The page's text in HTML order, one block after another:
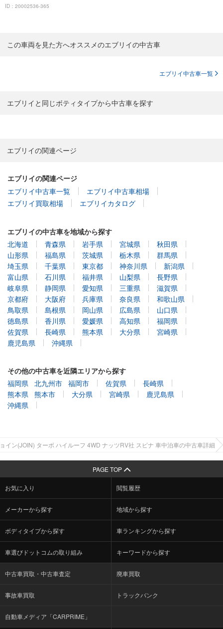
ID：20002536-365
この車両を見た方へオススメのエブリイの中古車
エブリイ中古車一覧
エブリイと同じボティタイプから中古車を探す
エブリイの関連ページ
エブリイの関連ページ
エブリイ中古車一覧
エブリイ中古車相場
エブリイ買取相場
エブリイカタログ
エブリイの中古車を地域から探す
北海道
青森県 岩手県 宮城県
秋田県
山形県
福島県 茨城県 栃木県
群馬県
埼玉県
千葉県 東京都 神奈川県
新潟県
富山県
石川県 福井県 山梨県
長野県
岐阜県
静岡県 愛知県 三重県
滋賀県
京都府
大阪府 兵庫県 奈良県
和歌山県
鳥取県
島根県 岡山県 広島県
山口県
徳島県
香川県 愛媛県 高知県
福岡県
佐賀県
長崎県 熊本県 大分県
宮崎県
鹿児島県
沖縄県
その他の中古車を近隣エリアから探す
福岡県
北九州市 福岡市 佐賀県
長崎県
熊本県
熊本市 大分県 宮崎県
鹿児島県
沖縄県
イン(JOIN) ターボ ハイルーフ 4WD ナッツRV社 スピナ 車中泊車の中古車詳細
PAGE TOP
お気に入り 閲覧履歴
メーカーから探す 地域から探す
ボディタイプから探す 車ランキングから探す
車選びドットコムの取り組み キーワードから探す
中古車買取・中古車査定 廃車買取
事故車買取 トラックバンク
自動車メディア「CARPRIME」